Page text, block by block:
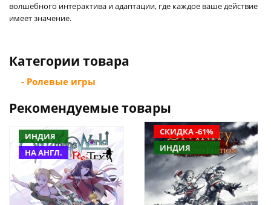
волшебного интерактива и адаптации, где каждое ваше действие
имеет значение.
Категории товара
- Ролевые игры
Рекомендуемые товары
ИНДИЯ
НА АНГЛ.
СКИДКА -61%
ИНДИЯ